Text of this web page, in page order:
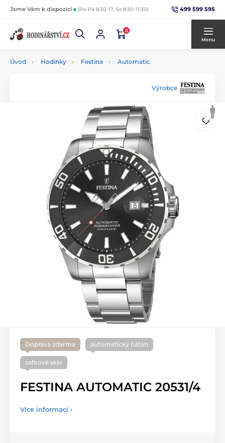
Jsme Vám k dispozici (Po-Pá 8:30-17, So 8:30-11:30) 499 599 595
0
Menu
Úvod Hodinky Festina Automatic
Výrobce
Doprava zdarma automatický nátah
safírové sklo
FESTINA AUTOMATIC 20531/4
Více informací ›